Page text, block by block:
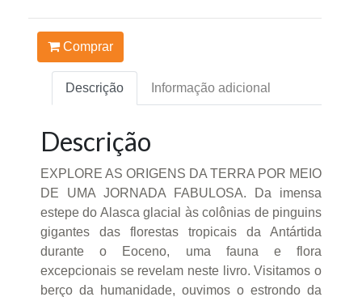
Comprar
Descrição Informação adicional
Descrição
EXPLORE AS ORIGENS DA TERRA POR MEIO
DE UMA JORNADA FABULOSA. Da imensa
estepe do Alasca glacial às colônias de pinguins
gigantes das florestas tropicais da Antártida
durante o Eoceno, uma fauna e flora
excepcionais se revelam neste livro. Visitamos o
berço da humanidade, ouvimos o estrondo da